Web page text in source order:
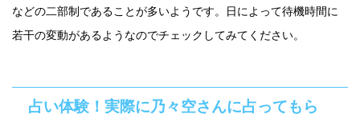
などの二部制であることが多いようです。日によって待機時間に
若干の変動があるようなのでチェックしてみてください。
占い体験！実際に乃々空さんに占ってもら